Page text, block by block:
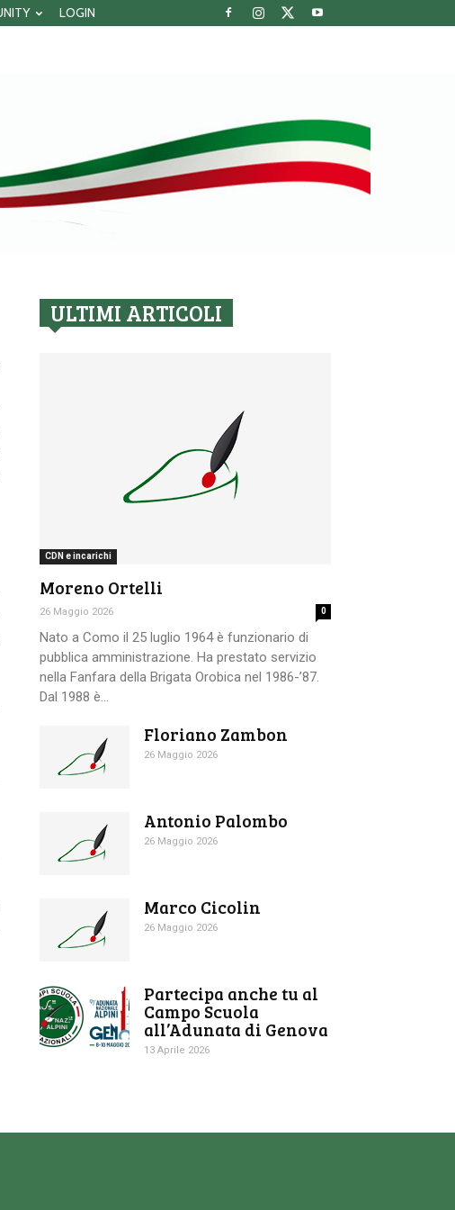
LOGIN
ULTIMI ARTICOLI
CDN e incarichi
Moreno Ortelli
26 Maggio 2026 0
Nato a Como il 25 luglio 1964 è funzionario di
pubblica amministrazione. Ha prestato servizio
nella Fanfara della Brigata Orobica nel 1986-’87.
Dal 1988 è...
Floriano Zambon
26 Maggio 2026
Antonio Palombo
26 Maggio 2026
Marco Cicolin
26 Maggio 2026
Partecipa anche tu al
Campo Scuola
all’Adunata di Genova
13 Aprile 2026